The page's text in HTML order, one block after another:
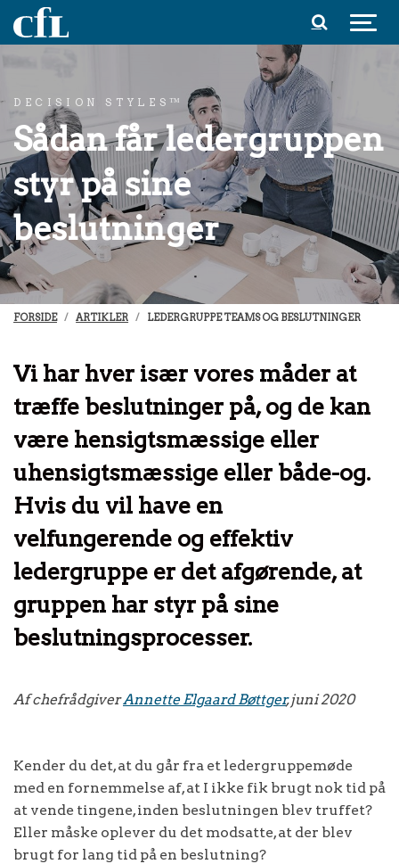
Spring til indhold
DECISION STYLES™
Sådan får ledergruppen
styr på sine
beslutninger
FORSIDE ARTIKLER LEDERGRUPPE TEAMS OG BESLUTNINGER
Vi har hver især vores måder at
træffe beslutninger på, og de kan
være hensigtsmæssige eller
uhensigtsmæssige eller både-og.
Hvis du vil have en
velfungerende og effektiv
ledergruppe er det afgørende, at
gruppen har styr på sine
beslutningsprocesser.
Af chefrådgiverAnnette Elgaard Bøttger, juni 2020
Kender du det, at du går fra et ledergruppemøde
med en fornemmelse af, at I ikke fik brugt nok tid på
at vende tingene, inden beslutningen blev truffet?
Eller måske oplever du det modsatte, at der blev
brugt for lang tid på en beslutning?